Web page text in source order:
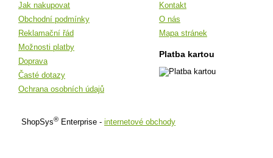
Jak nakupovat
Obchodní podmínky
Reklamační řád
Možnosti platby
Doprava
Časté dotazy
Ochrana osobních údajů
Kontakt
O nás
Mapa stránek
Platba kartou
ShopSys® Enterprise - internetové obchody